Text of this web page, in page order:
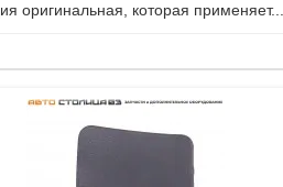
оригинальная, которая применяет...